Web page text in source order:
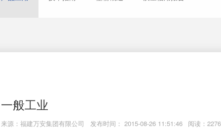
一般工业
来源：福建万安集团有限公司 发布时间： 2015-08-26 11:51:46 阅读：